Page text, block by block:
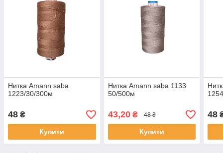
Нитка Amann saba
1223/30/300м
48 ₴
Купити
Нитка Amann saba 1133
50/500м
43,20₴ 48 ₴
Купити
48